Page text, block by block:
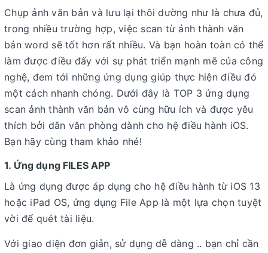
Chụp ảnh văn bản và lưu lại thôi dường như là chưa đủ,
trong nhiều trường hợp, việc scan từ ảnh thành văn
bản word sẽ tốt hơn rất nhiều. Và bạn hoàn toàn có thể
làm được điều đấy với sự phát triển mạnh mẽ của công
nghệ, đem tới những ứng dụng giúp thực hiện điều đó
một cách nhanh chóng. Dưới đây là TOP 3 ứng dụng
scan ảnh thành văn bản vô cùng hữu ích và được yêu
thích bởi dân văn phòng dành cho hệ điều hành iOS.
Bạn hãy cùng tham khảo nhé!
1. Ứng dụng FILES APP
Là ứng dụng được áp dụng cho hệ điều hành từ iOS 13
hoặc iPad OS, ứng dụng File App là một lựa chọn tuyệt
vời để quét tài liệu.
Với giao diện đơn giản, sử dụng dễ dàng .. bạn chỉ cần